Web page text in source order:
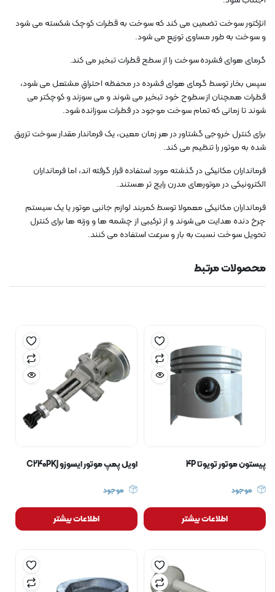
انژکتور سوخت تضمین می کند که سوخت به قطرات کوچک شکسته می شود
و سوخت به طور مساوی توزیع می شود.
گرمای هوای فشرده سوخت را از سطح قطرات تبخیر می کند.
سپس بخار توسط گرمای هوای فشرده در محفظه احتراق مشتعل می شود،
قطرات همچنان از سطوح خود تبخیر می شوند و می سوزند و کوچکتر می
شوند تا زمانی که تمام سوخت موجود در قطرات سوزانده شود.
برای کنترل خروجی گشتاور در هر زمان معین، یک فرماندار مقدار سوخت تزریق
شده به موتور را تنظیم می کند.
فرمانداران مکانیکی در گذشته مورد استفاده قرار گرفته اند، اما فرمانداران
الکترونیکی در موتورهای مدرن رایج تر هستند.
فرمانداران مکانیکی معمولا توسط کمربند لوازم جانبی موتور یا یک سیستم
چرخ دنده هدایت می شوند و از ترکیبی از چشمه ها و وزنه ها برای کنترل
تحویل سوخت نسبت به بار و سرعت استفاده می کنند.
محصولات مرتبط
پیستون موتور تویوتا 4P
موجود
اطلاعات بیشتر
اویل پمپ موتور ایسوزو C240PKJ
موجود
اطلاعات بیشتر